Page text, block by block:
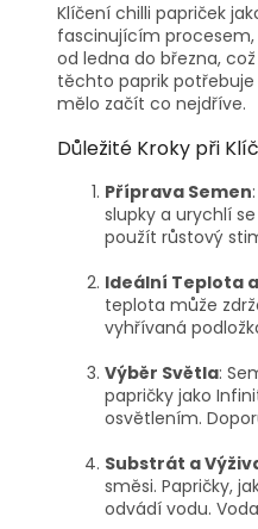
Klíčení chilli papriček
fascinujícím
od ledna do března,
těchto paprik potřebuje
mělo začít co nejdříve.
Důležité Kroky při
Příprava Semen
slupky a urychlí
použít růstový
Ideální Teplota
teplota může
vyhřívaná
Výběr Světla:
papričky jako
osvětlením.
Substrát a
směsi. Papričky,
odvádí vodu.